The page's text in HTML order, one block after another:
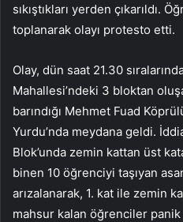
sıkıştıkları yerden çıkarıldı.
toplanarak olayı protesto etti.
Olay, dün saat 21.30
Mahallesi’ndeki 3 bloktan
barındığı Mehmet Fuad
Yurdu’nda meydana geldi.
Blok’unda zemin kattan üst
binen 10 öğrenciyi taşıyan
arızalanarak, 1. kat ile zemin
mahsur kalan öğrenciler panik